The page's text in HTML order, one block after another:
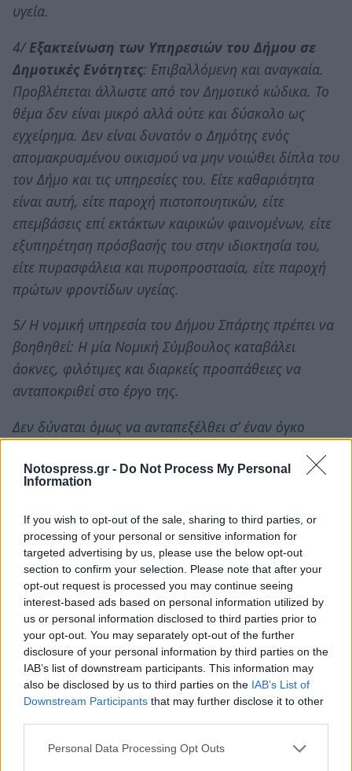
Notospress.gr - Do Not Process My Personal
Information
If you wish to opt-out of the sale, sharing to third parties, or
processing of your personal or sensitive information for
targeted advertising by us, please use the below opt-out
section to confirm your selection. Please note that after your
opt-out request is processed you may continue seeing
interest-based ads based on personal information utilized by
us or personal information disclosed to third parties prior to
your opt-out. You may separately opt-out of the further
disclosure of your personal information by third parties on the
IAB’s list of downstream participants. This information may
also be disclosed by us to third parties on the IAB’s List of
Downstream Participants that may further disclose it to other
Personal Data Processing Opt Outs
υγεία.
4/Εξακτείνωση των Υπηρεσιών του Δήμου σε
Δημοτικές Ενότητες: Επιβαλλόμενη και αναγκαία.
Προβλέπεται άλλωστε από τον Δημοτικό κώδικα. Το
θέμα δεν είναι μικρό αλλά ούτε και δύσκολο ως
εγχείρημα. Δεν είναι δυνατόν ο Δημότης ενός
απομακρυσμένου οικισμού να μην νοιώθει δίπλα του
τον Δήμο και τις υπηρεσίες του. Είτε καθαριότητα
είναι αυτή, είτε παροχή πιστοποιητικών, είτε
επεμβάσεις επί εκτάκτων καιρικών φαινομένων, είτε
εξυπηρέτηση πρόσβασής του στην ιδιοκτησία του,
είτε πυρασφάλεια και πυροπροστασία, είτε παροχή
πρώτων φροντίδων υγείας.
5/ Η νομική υπηρεσία του Δήμου Σπάρτης πρέπει να
βοηθηθεί: Η μία Νομική Σύμβουλος καταβάλει
άοκνες, φιλότιμες και διαρκείς προσπάθειες να
ανταποκριθεί στο έργο της.
Δεν δύναται όμως να ανταπεξέλθει σ’ έναν όγκο
απαιτούν υπεύθυνο τρόπο νομικής αντιμετώπισης.
αφιλοκερδώς σίγουρα προσφέρονται να βοηθήσουν
τον Δήμαρχο και τον Δήμο ευρύτερα, σ’ ότι τους
ζητηθεί, αναμένουν να παράσχουν την βοήθειά τους.
Φρονώ ότι και άλλοι επιστήμονες – Δημότες έχουν
την διάθεση αφιλοκερδώς να προσφέρουν την
έγκριτη επιστημονική τους συνδρομή.
Ας το διερευνήσει ο Δήμαρχος.
6/Η εξέλιξη των έργων που εκτελούνται την
Η πόλη είναι ένα εργοτάξιο όμως υπάρχει έλλειψη